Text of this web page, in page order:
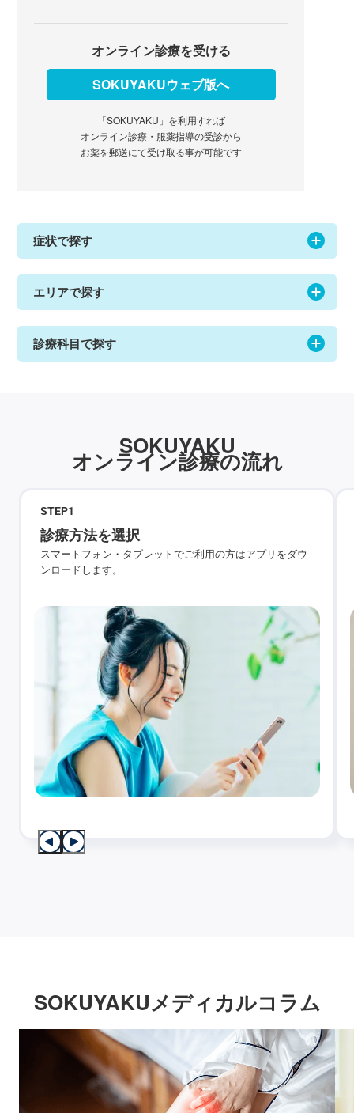
オンライン診療を受ける
SOKUYAKUウェブ版へ
「SOKUYAKU」を利用すれば
オンライン診療・服薬指導の受診から
お薬を郵送にて受け取る事が可能です
症状で探す
エリアで探す
診療科目で探す
SOKUYAKU
オンライン診療の流れ
STEP1
診療方法を選択
スマートフォン・タブレットでご利用の方はアプリをダウ
ンロードします。
SOKUYAKUメディカルコラム